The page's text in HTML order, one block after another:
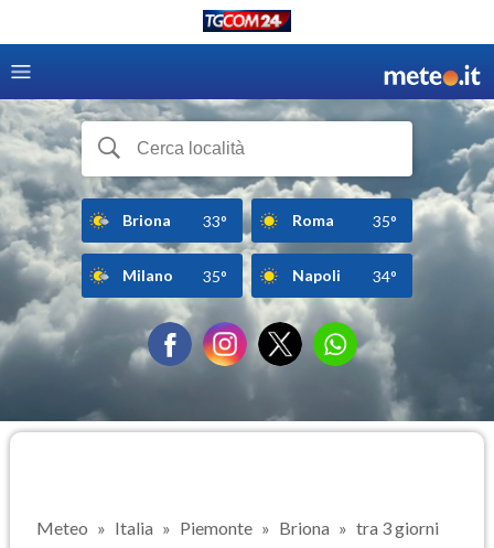
Briona 33° Roma 35°
Milano 35° Napoli 34°
Meteo Italia Piemonte Briona tra 3 giorni